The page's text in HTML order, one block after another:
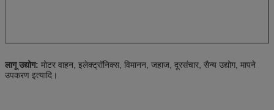
लागू उद्योग: मोटर वाहन, इलेक्ट्रॉनिक्स, विमानन, जहाज, दूरसंचार, सैन्य उद्योग, मापने
उपकरण इत्यादि।